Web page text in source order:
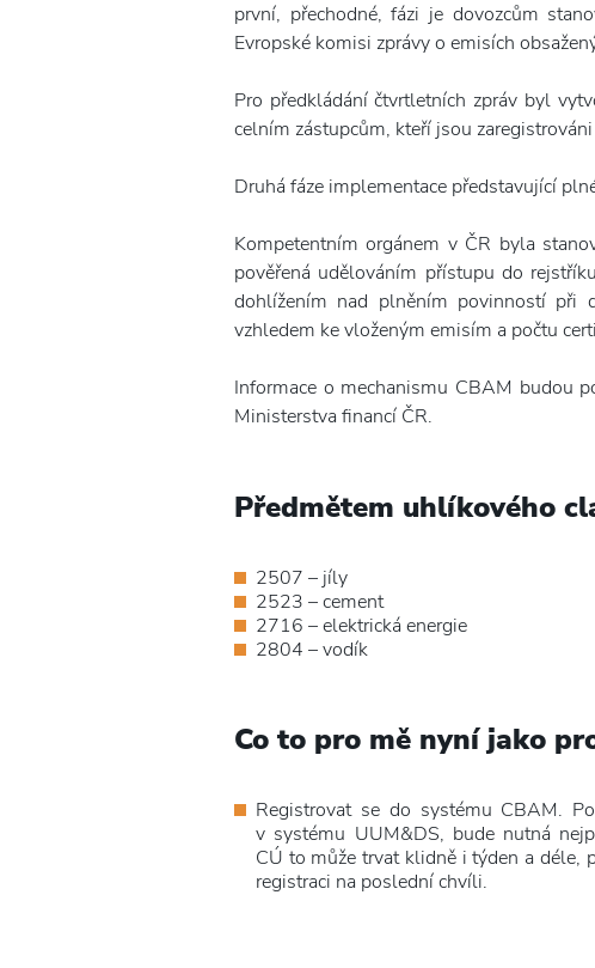
první, přechodné, fázi je dovozcům
Evropské komisi zprávy o emisích
Pro předkládání čtvrtletních zpráv byl
celním zástupcům, kteří jsou
Druhá fáze implementace představující
Kompetentním orgánem v ČR byla
pověřená udělováním přístupu do
dohlížením nad plněním povinností při
vzhledem ke vloženým emisím a počtu
Informace o mechanismu CBAM budou
Ministerstva financí ČR.
Předmětem uhlíkového
2507 – jíly
2523 – cement
2716 – elektrická energie
2804 – vodík
Co to pro mě nyní jako
Registrovat se do systému CBAM.
v systému UUM&DS, bude nutná
CÚ to může trvat klidně i týden a déle,
registraci na poslední chvíli.